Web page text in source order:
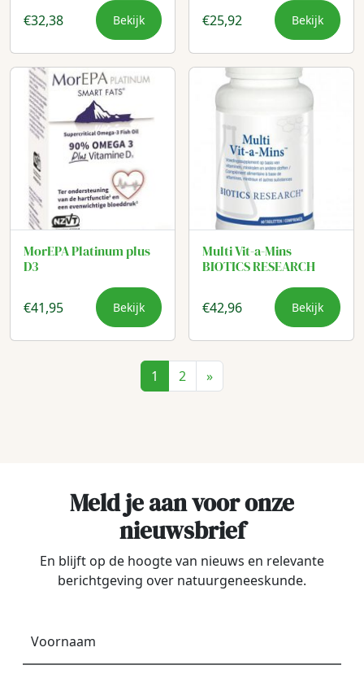
€32,38 Bekijk €25,92 Bekijk
MorEPA Platinum plus
D3
€41,95 Bekijk
Multi Vit-a-Mins
BIOTICS RESEARCH
€42,96 Bekijk
1 2 »
Meld je aan voor onze
nieuwsbrief
En blijft op de hoogte van nieuws en relevante
berichtgeving over natuurgeneeskunde.